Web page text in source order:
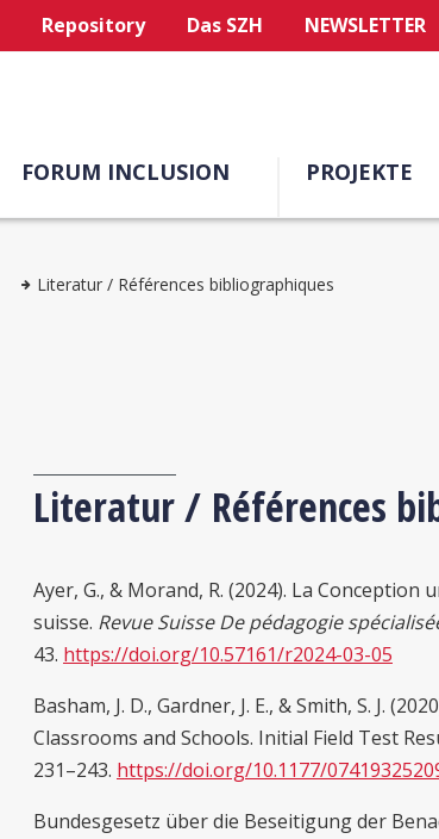
Repository Das SZH NEWSLETTER
FORUM INCLUSION PROJEKTE
Literatur / Références bibliographiques
Literatur / Références
Ayer, G., & Morand, R. (2024). La
suisse. Revue Suisse De pédagogie
43. https://doi.org/10.57161/r2024-03-05
Basham, J. D., Gardner, J. E., & Smith, S. J.
Classrooms and Schools. Initial Field Test
231–243. https://doi.org/10.1177/
Bundesgesetz über die Beseitigung der